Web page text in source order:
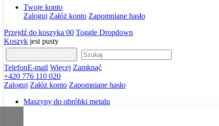
Twoje konto
Zaloguj Załóż konto Zapomniane hasło
Przejdź do koszyka 00 Toggle Dropdown
Koszyk jest pusty
TelefonE-mail Więcej Zamknąć
+420 776 110 020
Zaloguj Załóż konto Zapomniane hasło
Maszyny do obróbki metalu